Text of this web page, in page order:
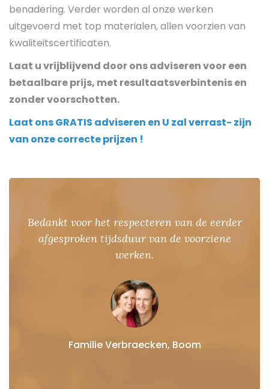
benadering. Verder worden al onze werken
uitgevoerd met top materialen, allen voorzien van
kwaliteitscertificaten.
Laat u vrijblijvend door ons adviseren voor een
betaalbare prijs, met resultaatsverbintenis en
zonder voorschotten.
Laat ons GRATIS adviseren en U zal verrast- zijn
van onze correcte prijzen !
Men had ons aldiva-works aangeraden
vochtproblemen en terecht. Van offerte tot
factuur een aangename ervaring.
Familie Van Genechten, Mechelen